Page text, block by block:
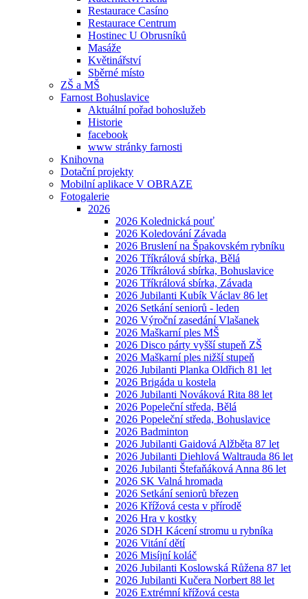
Restaurace Casíno
Restaurace Centrum
Hostinec U Obrusníků
Masáže
Květinářství
Sběrné místo
ZŠ a MŠ
Farnost Bohuslavice
Aktuální pořad bohoslužeb
Historie
facebook
www stránky farnosti
Knihovna
Dotační projekty
Mobilní aplikace V OBRAZE
Fotogalerie
2026
2026 Kolednická pouť
2026 Koledování Závada
2026 Bruslení na Špakovském rybníku
2026 Tříkrálová sbírka, Bělá
2026 Tříkrálová sbírka, Bohuslavice
2026 Tříkrálová sbírka, Závada
2026 Jubilanti Kubík Václav 86 let
2026 Setkání seniorů - leden
2026 Výroční zasedání Vlašanek
2026 Maškarní ples MŠ
2026 Disco párty vyšší stupeň ZŠ
2026 Maškarní ples nižší stupeň
2026 Jubilanti Planka Oldřich 81 let
2026 Brigáda u kostela
2026 Jubilanti Nováková Rita 88 let
2026 Popeleční středa, Bělá
2026 Popeleční středa, Bohuslavice
2026 Badminton
2026 Jubilanti Gaidová Alžběta 87 let
2026 Jubilanti Diehlová Waltrauda 86 let
2026 Jubilanti Štefaňáková Anna 86 let
2026 SK Valná hromada
2026 Setkání seniorů březen
2026 Křížová cesta v přírodě
2026 Hra v kostky
2026 SDH Kácení stromu u rybníka
2026 Vitání dětí
2026 Misíjní koláč
2026 Jubilanti Koslowská Růžena 87 let
2026 Jubilanti Kučera Norbert 88 let
2026 Extrémní křížová cesta